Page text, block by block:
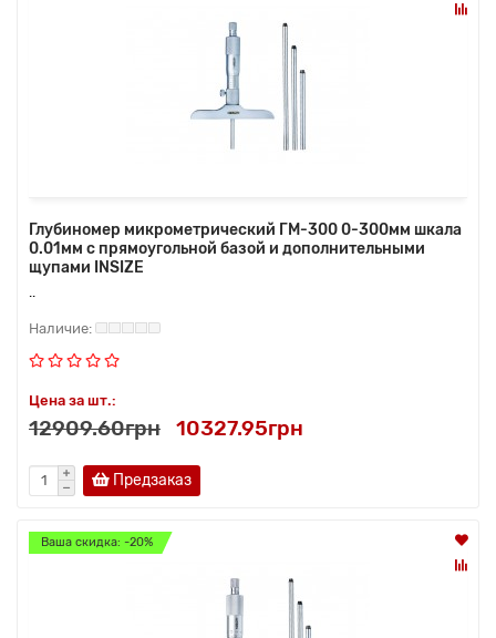
Глубиномер микрометрический ГМ-300 0-300мм шкала
0.01мм с прямоугольной базой и дополнительными
щупами INSIZE
Цена за шт.:
12909.60грн 10327.95грн
Предзаказ
Ваша скидка: -20%